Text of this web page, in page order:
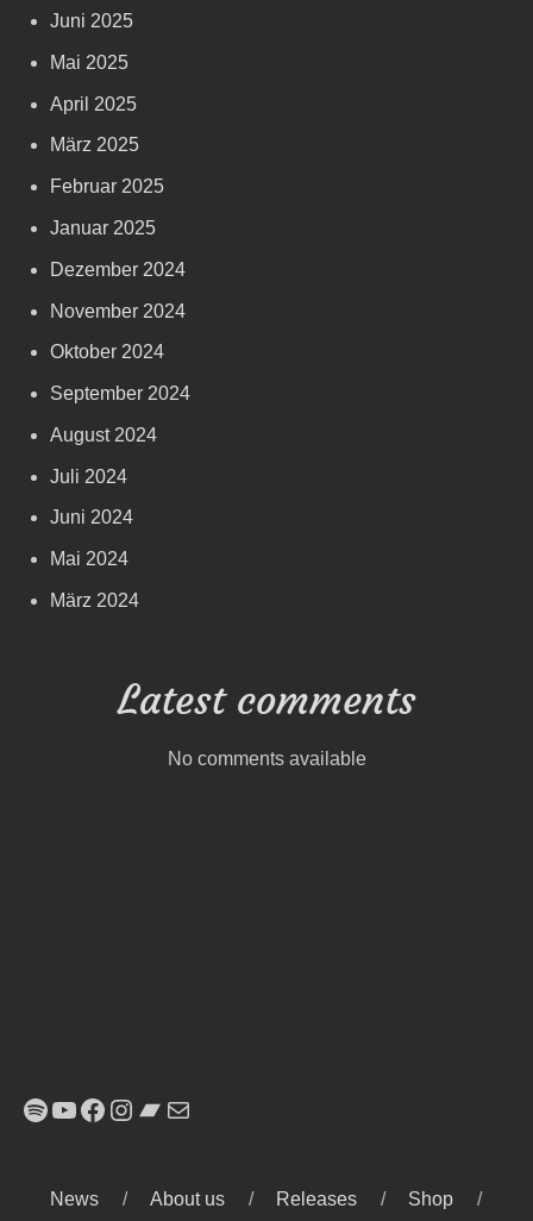
Juni 2025
Mai 2025
April 2025
März 2025
Februar 2025
Januar 2025
Dezember 2024
November 2024
Oktober 2024
September 2024
August 2024
Juli 2024
Juni 2024
Mai 2024
März 2024
Latest comments
No comments available
Spotify
YouTube
Facebook
Instagram
Bandcamp
E-Mail
News About us Releases
Shop